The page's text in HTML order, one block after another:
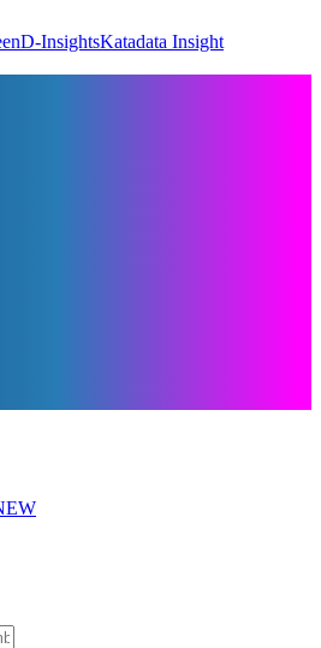
D-InsightsKatadata Insight